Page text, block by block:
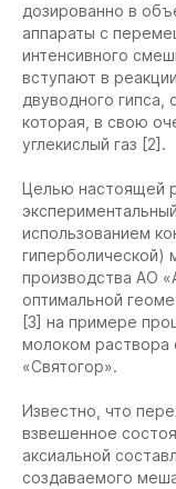
дозированно в
аппараты с
интенсивного
вступают в
двуводного гипса,
которая, в свою
углекислый газ [2].
Целью настоящей
использованием
гиперболической)
производства АО
оптимальной
[3] на примере
молоком раствора
«Святогор».
Известно, что
взвешенное
аксиальной
создаваемого